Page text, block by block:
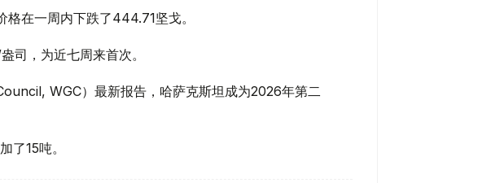
在一周内下跌了444.71坚戈。
司，为近七周来首次。
WGC）最新报告，哈萨克斯坦成为2026年第二
了15吨。